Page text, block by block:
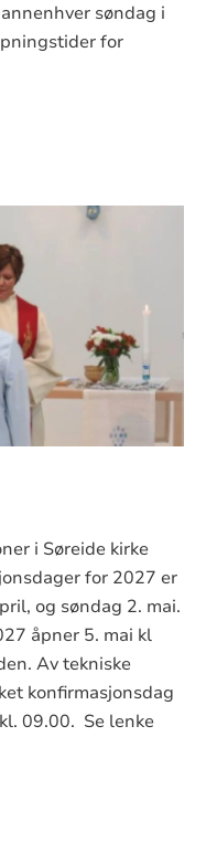
søndag i
for
i Søreide kirke
for 2027 er
og søndag 2. mai.
åpner 5. mai kl
Av tekniske
konfirmasjonsdag
09.00. Se lenke